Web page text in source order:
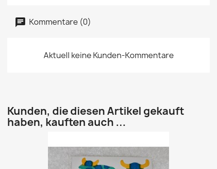
Kommentare (0)
Aktuell keine Kunden-Kommentare
Kunden, die diesen Artikel gekauft
haben, kauften auch ...